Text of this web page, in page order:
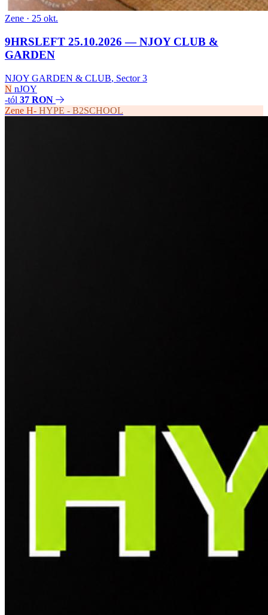
Zene · 25 okt.
9HRSLEFT 25.10.2026 — NJOY CLUB &
GARDEN
NJOY GARDEN & CLUB, Sector 3
N nJOY
-tól 37 RON
Zene H- HYPE - B2SCHOOL